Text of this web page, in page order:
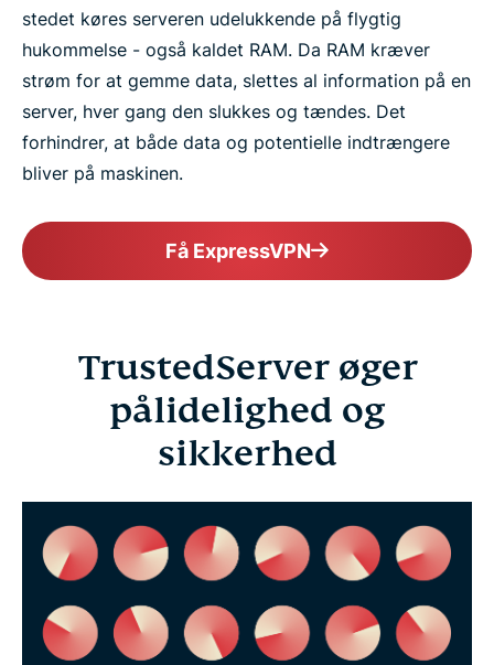
stedet køres serveren udelukkende på flygtig
hukommelse - også kaldet RAM. Da RAM kræver
strøm for at gemme data, slettes al information på en
server, hver gang den slukkes og tændes. Det
forhindrer, at både data og potentielle indtrængere
bliver på maskinen.
Få ExpressVPN
TrustedServer øger
pålidelighed og
sikkerhed